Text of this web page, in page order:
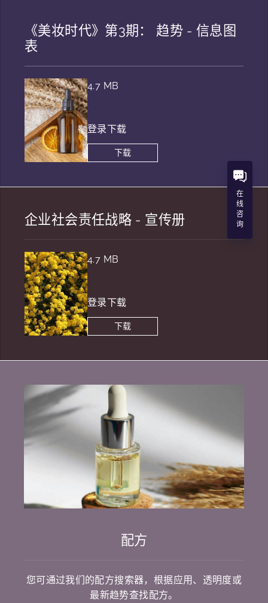
《美妆时代》第3期： 趋势 - 信息图
表
4.7 MB
登录下载
下载
企业社会责任战略 - 宣传册
4.7 MB
登录下载
下载
配方
您可通过我们的配方搜索器，根据应用、透明度或
最新趋势查找配方。
在
线
咨
询